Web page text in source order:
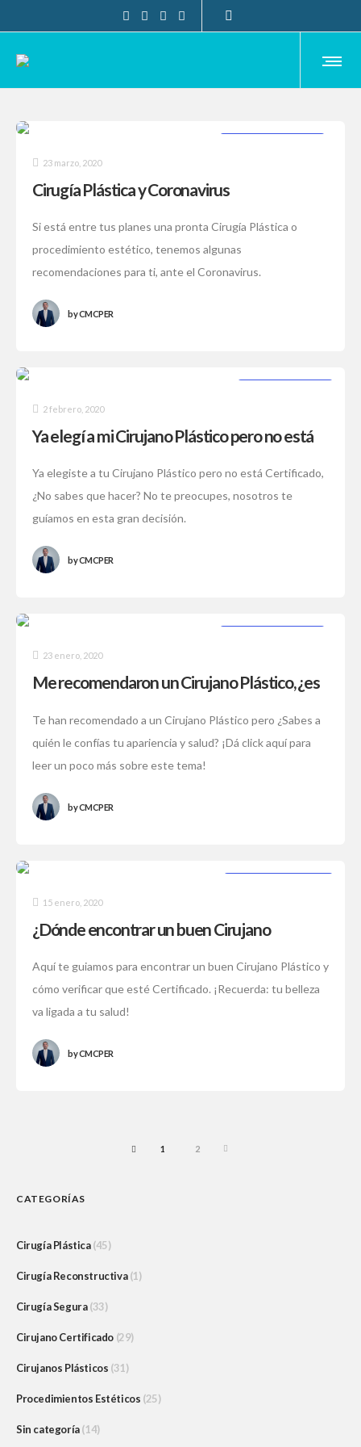
23 marzo, 2020
Cirugía Plástica y Coronavirus
Si está entre tus planes una pronta Cirugía Plástica o
procedimiento estético, tenemos algunas
recomendaciones para ti, ante el Coronavirus.
byCMCPER
2 febrero, 2020
Ya elegí a mi Cirujano Plástico pero no está
Ya elegiste a tu Cirujano Plástico pero no está Certificado,
¿No sabes que hacer? No te preocupes, nosotros te
guíamos en esta gran decisión.
byCMCPER
23 enero, 2020
Me recomendaron un Cirujano Plástico, ¿es
Te han recomendado a un Cirujano Plástico pero ¿Sabes a
quién le confías tu apariencia y salud? ¡Dá click aquí para
leer un poco más sobre este tema!
byCMCPER
15 enero, 2020
¿Dónde encontrar un buen Cirujano
Aquí te guiamos para encontrar un buen Cirujano Plástico y
cómo verificar que esté Certificado. ¡Recuerda: tu belleza
va ligada a tu salud!
byCMCPER
PREV1 2 NEXT
CATEGORÍAS
Cirugía Plástica(45)
Cirugía Reconstructiva(1)
Cirugía Segura(33)
Cirujano Certificado (29)
Cirujanos Plásticos (31)
Procedimientos Estéticos (25)
Sin categoría(14)